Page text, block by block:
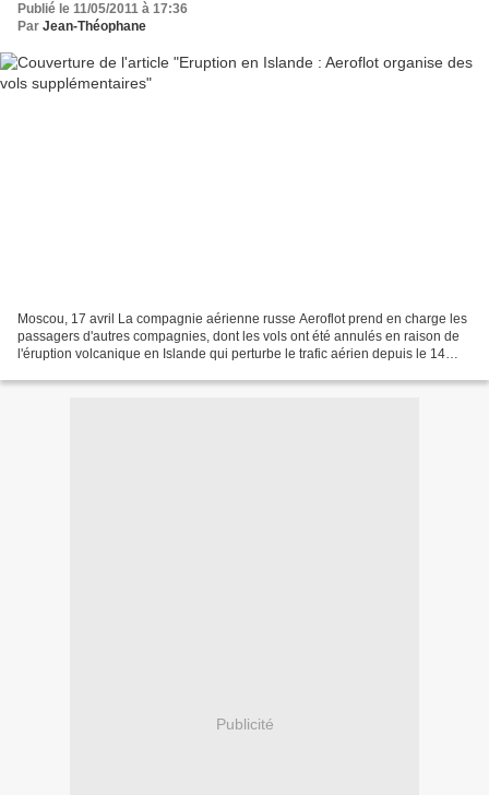
Publié le 11/05/2011 à 17:36
Par Jean-Théophane
Moscou, 17 avril La compagnie aérienne russe Aeroflot prend en charge les
passagers d'autres compagnies, dont les vols ont été annulés en raison de
l'éruption volcanique en Islande qui perturbe le trafic aérien depuis le 14
Publicité